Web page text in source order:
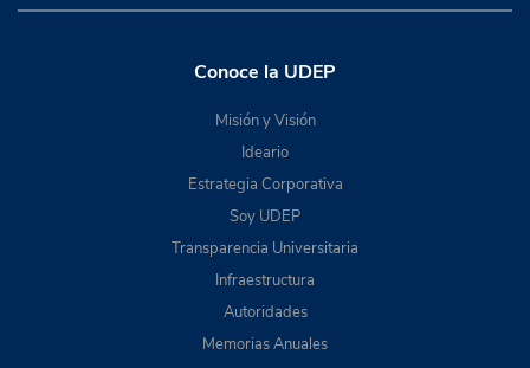
Conoce la UDEP
Misión y Visión
Ideario
Estrategia Corporativa
Soy UDEP
Transparencia Universitaria
Infraestructura
Autoridades
Memorias Anuales